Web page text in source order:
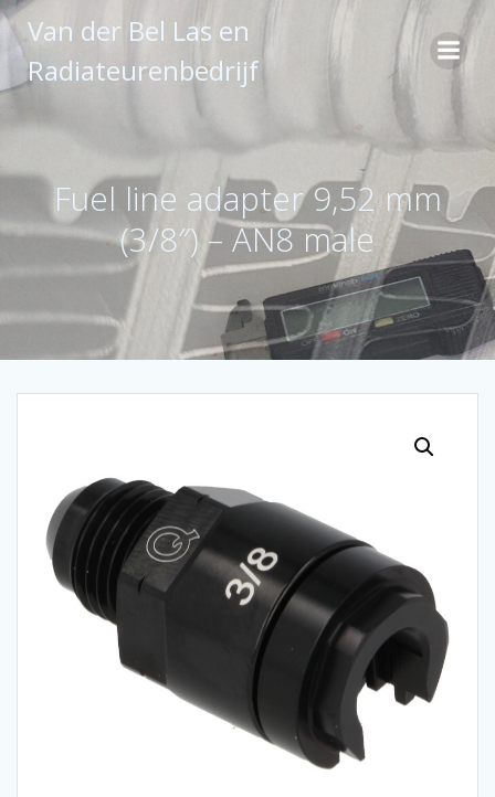
Ga
naar
inhoud
Van der Bel Las en
Radiateurenbedrijf
Fuel line adapter 9,52 mm
(3/8″) – AN8 male